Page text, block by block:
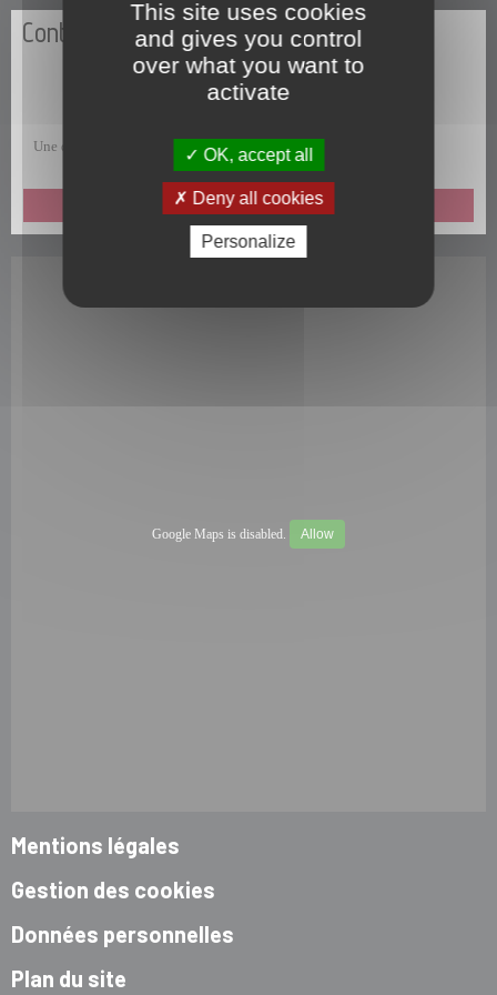
Contactez-nous
Une question, une remarque, une suggestion, un commentaire ?
ENVOYEZ-NOUS UN MESSAGE
Google Maps is disabled. Allow
Mentions légales
Gestion des cookies
Données personnelles
Plan du site
This site uses cookies
and gives you control
over what you want to
activate
OK, accept all
Deny all cookies
Personalize